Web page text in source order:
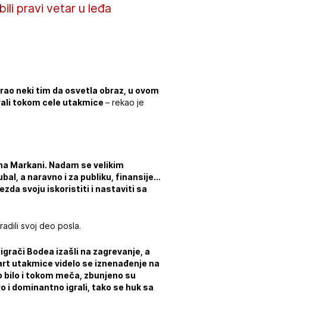
pravi vetar u leđa
neki tim da osvetla obraz, u ovom
tokom cele utakmice– rekao je
Markani. Nadam se velikim
a naravno i za publiku, finansije...
svoju iskoristiti i nastaviti sa
svoj deo posla.
Bodea izašli na zagrevanje, a
utakmice videlo se iznenađenje na
i tokom meča, zbunjeno su
i dominantno igrali, tako se huk sa